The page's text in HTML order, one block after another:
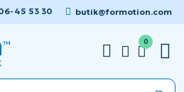
45 53 30 butik@formotion.com
0